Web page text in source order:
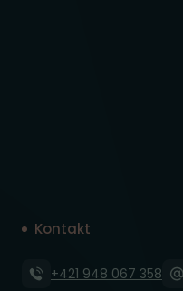
Kontakt
+421 948 067 358